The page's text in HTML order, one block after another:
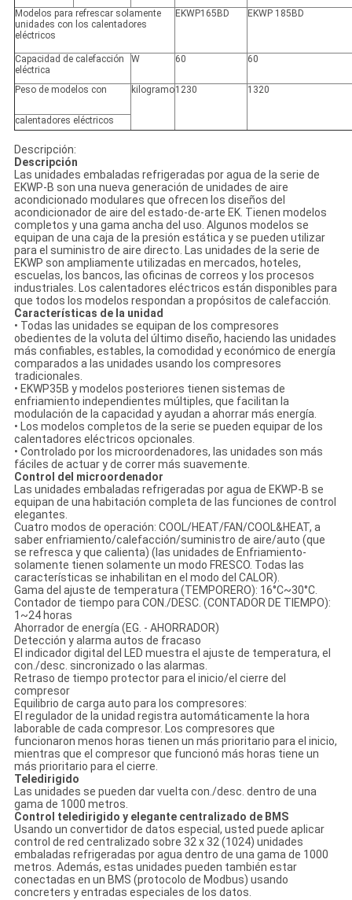
Modelos para refrescar solamente
unidades con los calentadores
eléctricos
EKWP165BD EKWP 185BD
Capacidad de calefacción
eléctrica
W 60 60
Peso de modelos con kilogramo1230 1320
calentadores eléctricos
Descripción:
Descripción
Las unidades embaladas refrigeradas por agua de la serie de
EKWP-B son una nueva generación de unidades de aire
acondicionado modulares que ofrecen los diseños del
acondicionador de aire del estado-de-arte EK. Tienen modelos
completos y una gama ancha del uso. Algunos modelos se
equipan de una caja de la presión estática y se pueden utilizar
para el suministro de aire directo. Las unidades de la serie de
EKWP son ampliamente utilizadas en mercados, hoteles,
escuelas, los bancos, las oficinas de correos y los procesos
industriales. Los calentadores eléctricos están disponibles para
que todos los modelos respondan a propósitos de calefacción.
Características de la unidad
• Todas las unidades se equipan de los compresores
obedientes de la voluta del último diseño, haciendo las unidades
más confiables, estables, la comodidad y económico de energía
comparados a las unidades usando los compresores
tradicionales.
• EKWP35B y modelos posteriores tienen sistemas de
enfriamiento independientes múltiples, que facilitan la
modulación de la capacidad y ayudan a ahorrar más energía.
• Los modelos completos de la serie se pueden equipar de los
calentadores eléctricos opcionales.
• Controlado por los microordenadores, las unidades son más
fáciles de actuar y de correr más suavemente.
Control del microordenador
Las unidades embaladas refrigeradas por agua de EKWP-B se
equipan de una habitación completa de las funciones de control
elegantes.
Cuatro modos de operación: COOL/HEAT/FAN/COOL&HEAT, a
saber enfriamiento/calefacción/suministro de aire/auto (que
se refresca y que calienta) (las unidades de Enfriamiento-
solamente tienen solamente un modo FRESCO. Todas las
características se inhabilitan en el modo del CALOR).
Gama del ajuste de temperatura (TEMPORERO): 16°C~30°C.
Contador de tiempo para CON./DESC. (CONTADOR DE TIEMPO):
1~24 horas
Ahorrador de energía (EG. - AHORRADOR)
Detección y alarma autos de fracaso
El indicador digital del LED muestra el ajuste de temperatura, el
con./desc. sincronizado o las alarmas.
Retraso de tiempo protector para el inicio/el cierre del
compresor
Equilibrio de carga auto para los compresores:
El regulador de la unidad registra automáticamente la hora
laborable de cada compresor. Los compresores que
funcionaron menos horas tienen un más prioritario para el inicio,
mientras que el compresor que funcionó más horas tiene un
más prioritario para el cierre.
Teledirigido
Las unidades se pueden dar vuelta con./desc. dentro de una
gama de 1000 metros.
Control teledirigido y elegante centralizado de BMS
Usando un convertidor de datos especial, usted puede aplicar
control de red centralizado sobre 32 x 32 (1024) unidades
embaladas refrigeradas por agua dentro de una gama de 1000
metros. Además, estas unidades pueden también estar
conectadas en un BMS (protocolo de Modbus) usando
concreters y entradas especiales de los datos.